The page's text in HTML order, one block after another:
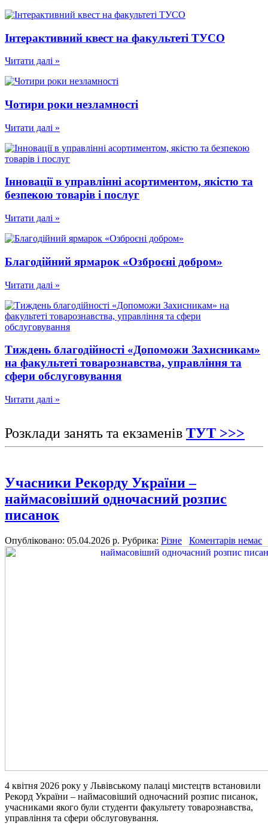
Інтерактивний квест на факультеті ТУСО
Читати далі »
Чотири роки незламності
Читати далі »
Інновації в управлінні асортиментом, якістю та
безпекою товарів і послуг
Читати далі »
Благодійний ярмарок «Озброєні добром»
Читати далі »
Тиждень благодійності «Допоможи Захисникам»
на факультеті товарознавства, управління та
сфери обслуговування
Читати далі »
Розклади занять та екзаменів ТУТ >>>
Учасники Рекорду України –
наймасовіший одночасний розпис
писанок
Опубліковано: 05.04.2026 р. Рубрика: Різне Коментарів немає
4 квітня 2026 року у Львівському палаці мистецтв встановили
Рекорд України – наймасовіший одночасний розпис писанок,
учасниками якого були студенти факультету товарознавства,
управління та сфери обслуговування.